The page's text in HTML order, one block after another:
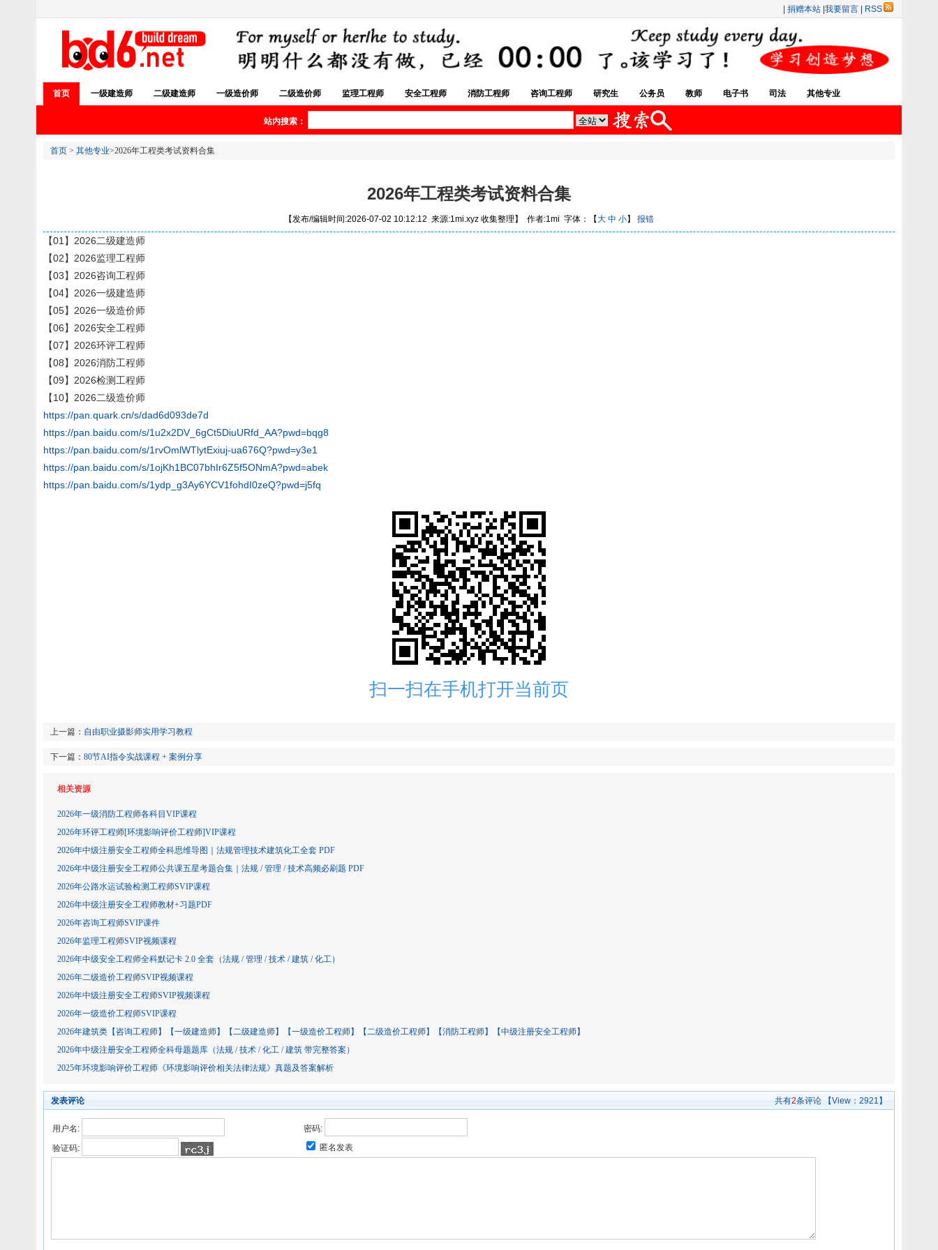
捐赠本站 我要留言 RSS
首页 一级建造师 二级建造师 一级造价师 二级造价师 监理工程师 安全工程师 消防工程师 咨询工程师 研究生 公务员 教师 电子书 司法 其他专业
站内搜索：
首页 > 其他专业>2026年工程类考试资料合集
2026年工程类考试资料合集
【发布/编辑时间:2026-07-02 10:12:12 来源:1mi.xyz 收集整理】 作者:1mi 字体：【大 中 小】 报错
【01】2026二级建造师
【02】2026监理工程师
【03】2026咨询工程师
【04】2026一级建造师
【05】2026一级造价师
【06】2026安全工程师
【07】2026环评工程师
【08】2026消防工程师
【09】2026检测工程师
【10】2026二级造价师
https://pan.quark.cn/s/dad6d093de7d
https://pan.baidu.com/s/1u2x2DV_6gCt5DiuURfd_AA?pwd=bqg8
https://pan.baidu.com/s/1rvOmlWTlytExiuj-ua676Q?pwd=y3e1
https://pan.baidu.com/s/1ojKh1BC07bhIr6Z5f5ONmA?pwd=abek
https://pan.baidu.com/s/1ydp_g3Ay6YCV1fohdI0zeQ?pwd=j5fq
扫一扫在手机打开当前页
上一篇： 自由职业摄影师实用学习教程
下一篇： 80节AI指令实战课程 + 案例分享
相关资源
2026年一级消防工程师各科目VIP课程
2026年环评工程师[环境影响评价工程师]VIP课程
2026年中级注册安全工程师全科思维导图｜法规管理技术建筑化工全套 PDF
2026年中级注册安全工程师公共课五星考题合集｜法规 / 管理 / 技术高频必刷题 PDF
2026年公路水运试验检测工程师SVIP课程
2026年中级注册安全工程师教材+习题PDF
2026年咨询工程师SVIP课件
2026年监理工程师SVIP视频课程
2026年中级安全工程师全科默记卡 2.0 全套（法规 / 管理 / 技术 / 建筑 / 化工）
2026年二级造价工程师SVIP视频课程
2026年中级注册安全工程师SVIP视频课程
2026年一级造价工程师SVIP课程
2026年建筑类【咨询工程师】【一级建造师】【二级建造师】【一级造价工程师】【二级造价工程师】【消防工程师】【中级注册安全工程师】
2026年中级注册安全工程师全科母题题库（法规 / 技术 / 化工 / 建筑 带完整答案）
2025年环境影响评价工程师《环境影响评价相关法律法规》真题及答案解析
发表评论 共有2条评论 【View： 2921】
用户名:
密码:
验证码:
匿名发表